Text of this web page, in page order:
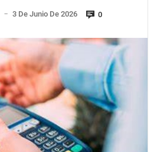
— 3 De Junio De 2026 0